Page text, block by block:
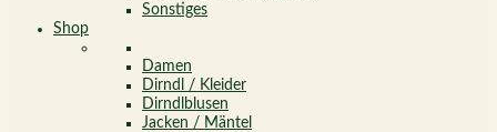
Sonstiges
Shop
Damen
Dirndl / Kleider
Dirndlblusen
Jacken / Mäntel